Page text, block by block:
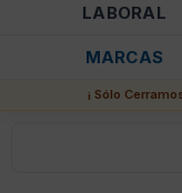
LABORAL
MARCAS
¡ Sólo